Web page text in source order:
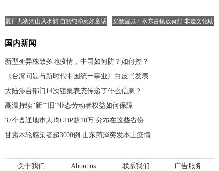
夏日九寨沟山风水韵 自然纯净宛如童话
安徽宣城：水东古镇放荷灯 非遗文化助
国内新闻
新型变异株致多地疫情，中国如何防？如何控？
《台湾问题与新时代中国统一事业》白皮书发表
大陆涉台部门14次密集表态传递了什么信息？
高温持续“新”“旧”业态劳动者权益如何保障
37个普通地市人均GDP超10万 分布在这些省份
甘肃本轮感染者超3000例 山东菏泽突发本土疫情
关于我们 About us 联系我们 广告服务